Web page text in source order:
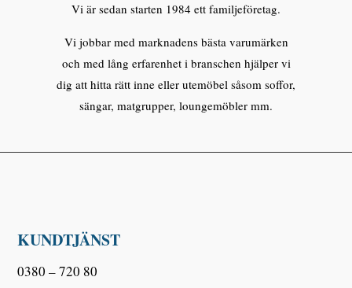
Vi är sedan starten 1984 ett familjeföretag.
Vi jobbar med marknadens bästa varumärken
och med lång erfarenhet i branschen hjälper vi
dig att hitta rätt inne eller utemöbel såsom soffor,
sängar, matgrupper, loungemöbler mm.
KUNDTJÄNST
0380 – 720 80